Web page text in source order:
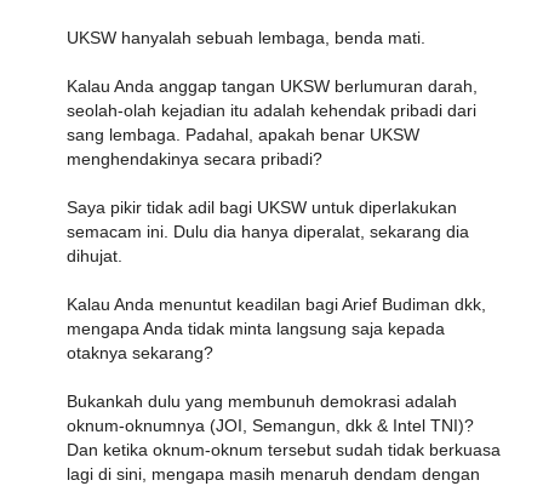
UKSW hanyalah sebuah lembaga, benda mati.
Kalau Anda anggap tangan UKSW berlumuran darah,
seolah-olah kejadian itu adalah kehendak pribadi dari
sang lembaga. Padahal, apakah benar UKSW
menghendakinya secara pribadi?
Saya pikir tidak adil bagi UKSW untuk diperlakukan
semacam ini. Dulu dia hanya diperalat, sekarang dia
dihujat.
Kalau Anda menuntut keadilan bagi Arief Budiman dkk,
mengapa Anda tidak minta langsung saja kepada
otaknya sekarang?
Bukankah dulu yang membunuh demokrasi adalah
oknum-oknumnya (JOI, Semangun, dkk & Intel TNI)?
Dan ketika oknum-oknum tersebut sudah tidak berkuasa
lagi di sini, mengapa masih menaruh dendam dengan